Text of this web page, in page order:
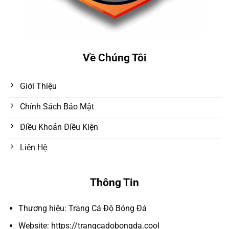
Về Chúng Tôi
Giới Thiệu
Chính Sách Bảo Mật
Điều Khoản Điều Kiện
Liên Hệ
Thông Tin
Thương hiệu: Trang Cá Độ Bóng Đá
Website: https://trangcadobongda.cool